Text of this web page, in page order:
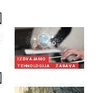
IZDVAJAMO
TEHNOLOGIJA
ZABAVA